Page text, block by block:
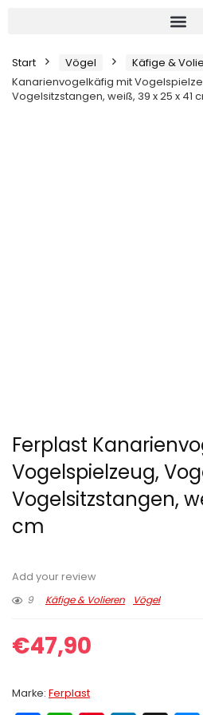
Start Vögel Käfige &
Kanarienvogelkäfig mit
Vogelsitzstangen, weiß, 39 x 25 x 41
Ferplast
Vogelspielzeug,
Vogelsitzstangen,
cm
Add your review
9
Käfige & Volieren Vögel
€47,90
Marke: Ferplast